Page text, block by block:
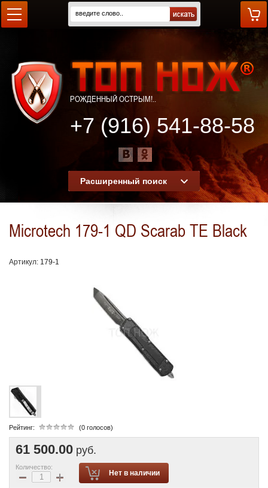
РОЖДЕННЫЙ ОСТРЫМ!..
+7 (916) 541-88-58
Расширенный поиск
Microtech 179-1 QD Scarab TE Black
Артикул: 179-1
Рейтинг: (0 голосов)
61 500.00 руб.
Количество:
− + Нет в наличии